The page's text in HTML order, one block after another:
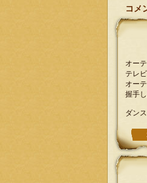
コメ
オー
テレ
オー
握手
ダン